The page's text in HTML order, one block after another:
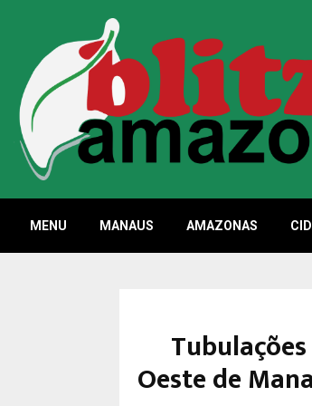
MENU MANAUS AMAZONAS
Oeste de